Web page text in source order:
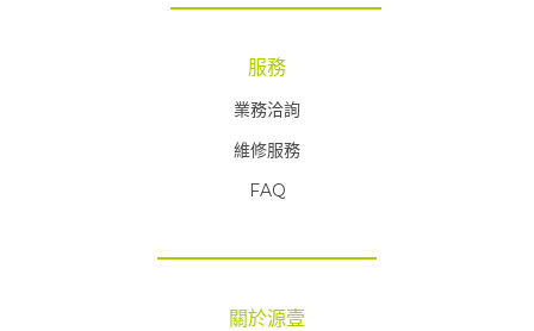
服務
業務洽詢
維修服務
FAQ
關於源壹